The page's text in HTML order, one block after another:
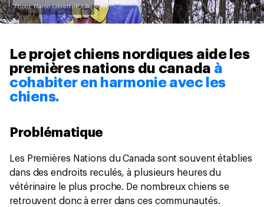
Photo: Marco Libretti/IFAW
Le projet chiens nordiques aide les
premières nations du canada à
cohabiter en harmonie avec les
chiens.
Problématique
Les Premières Nations du Canada sont souvent établies
dans des endroits reculés, à plusieurs heures du
vétérinaire le plus proche. De nombreux chiens se
retrouvent donc à errer dans ces communautés.